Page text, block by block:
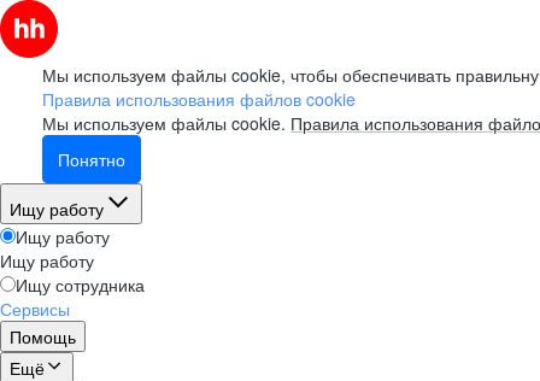
Мы используем файлы cookie, чтобы обеспечивать
Правила использования файлов cookie
Мы используем файлы cookie. Правила использования
Понятно
Ищу работу
Ищу работу
Ищу работу
Ищу сотрудника
Сервисы
Помощь
Ещё